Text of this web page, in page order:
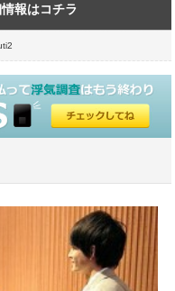
報はコチラ